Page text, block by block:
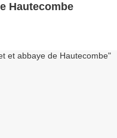
Hautecombe